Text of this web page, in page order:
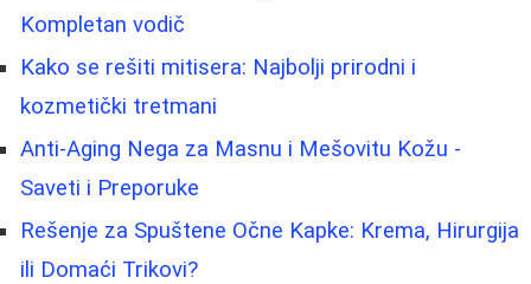
Kompletan vodič
Kako se rešiti mitisera: Najbolji prirodni i
kozmetički tretmani
Anti-Aging Nega za Masnu i Mešovitu Kožu -
Saveti i Preporuke
Rešenje za Spuštene Očne Kapke: Krema, Hirurgija
ili Domaći Trikovi?